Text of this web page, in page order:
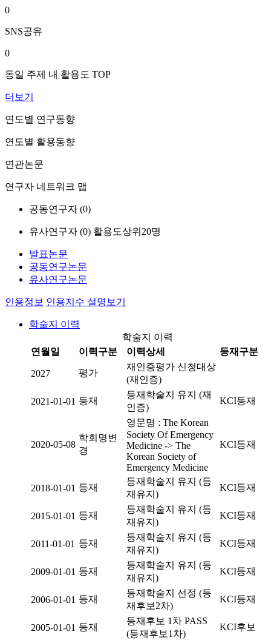
0
SNS공유
0
동일 주제 내 활용도 TOP
더보기
연도별 연구동향
연도별 활용동향
연관논문
연구자 네트워크 맵
공동연구자 (0)
유사연구자 (0) 활용도상위20명
발표논문
공동연구논문
유사연구논문
인용정보 인용지수 설명보기
학술지 이력
학술지 이력
연월일
이력구분 이력상세 등재구분
2027 평가
재인증평가 신청대상
(재인증)
2021-01-01 등재
등재학술지 유지 (재
인증)
KCI등재
2020-05-08
학회명변
경
영문명 : The Korean
Society Of Emergency
Medicine -> The
Korean Society of
Emergency Medicine
KCI등재
2018-01-01 등재
등재학술지 유지 (등
재유지)
KCI등재
2015-01-01 등재
등재학술지 유지 (등
재유지)
KCI등재
2011-01-01 등재
등재학술지 유지 (등
재유지)
KCI등재
2009-01-01 등재
등재학술지 유지 (등
재유지)
KCI등재
2006-01-01 등재
등재학술지 선정 (등
재후보2차)
KCI등재
2005-01-01 등재
등재후보 1차 PASS
(등재후보1차)
KCI후보